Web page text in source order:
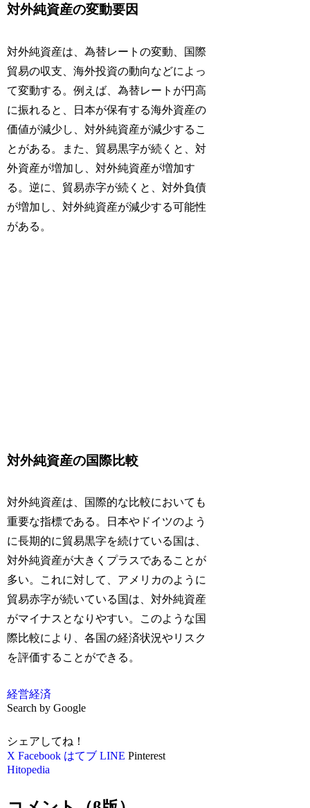
対外純資産の変動要因
対外純資産は、為替レートの変動、国際
貿易の収支、海外投資の動向などによっ
て変動する。例えば、為替レートが円高
に振れると、日本が保有する海外資産の
価値が減少し、対外純資産が減少するこ
とがある。また、貿易黒字が続くと、対
外資産が増加し、対外純資産が増加す
る。逆に、貿易赤字が続くと、対外負債
が増加し、対外純資産が減少する可能性
がある。
対外純資産の国際比較
対外純資産は、国際的な比較においても
重要な指標である。日本やドイツのよう
に長期的に貿易黒字を続けている国は、
対外純資産が大きくプラスであることが
多い。これに対して、アメリカのように
貿易赤字が続いている国は、対外純資産
がマイナスとなりやすい。このような国
際比較により、各国の経済状況やリスク
を評価することができる。
経営経済
Search by Google
シェアしてね！
X Facebook はてブ LINE Pinterest
Hitopedia